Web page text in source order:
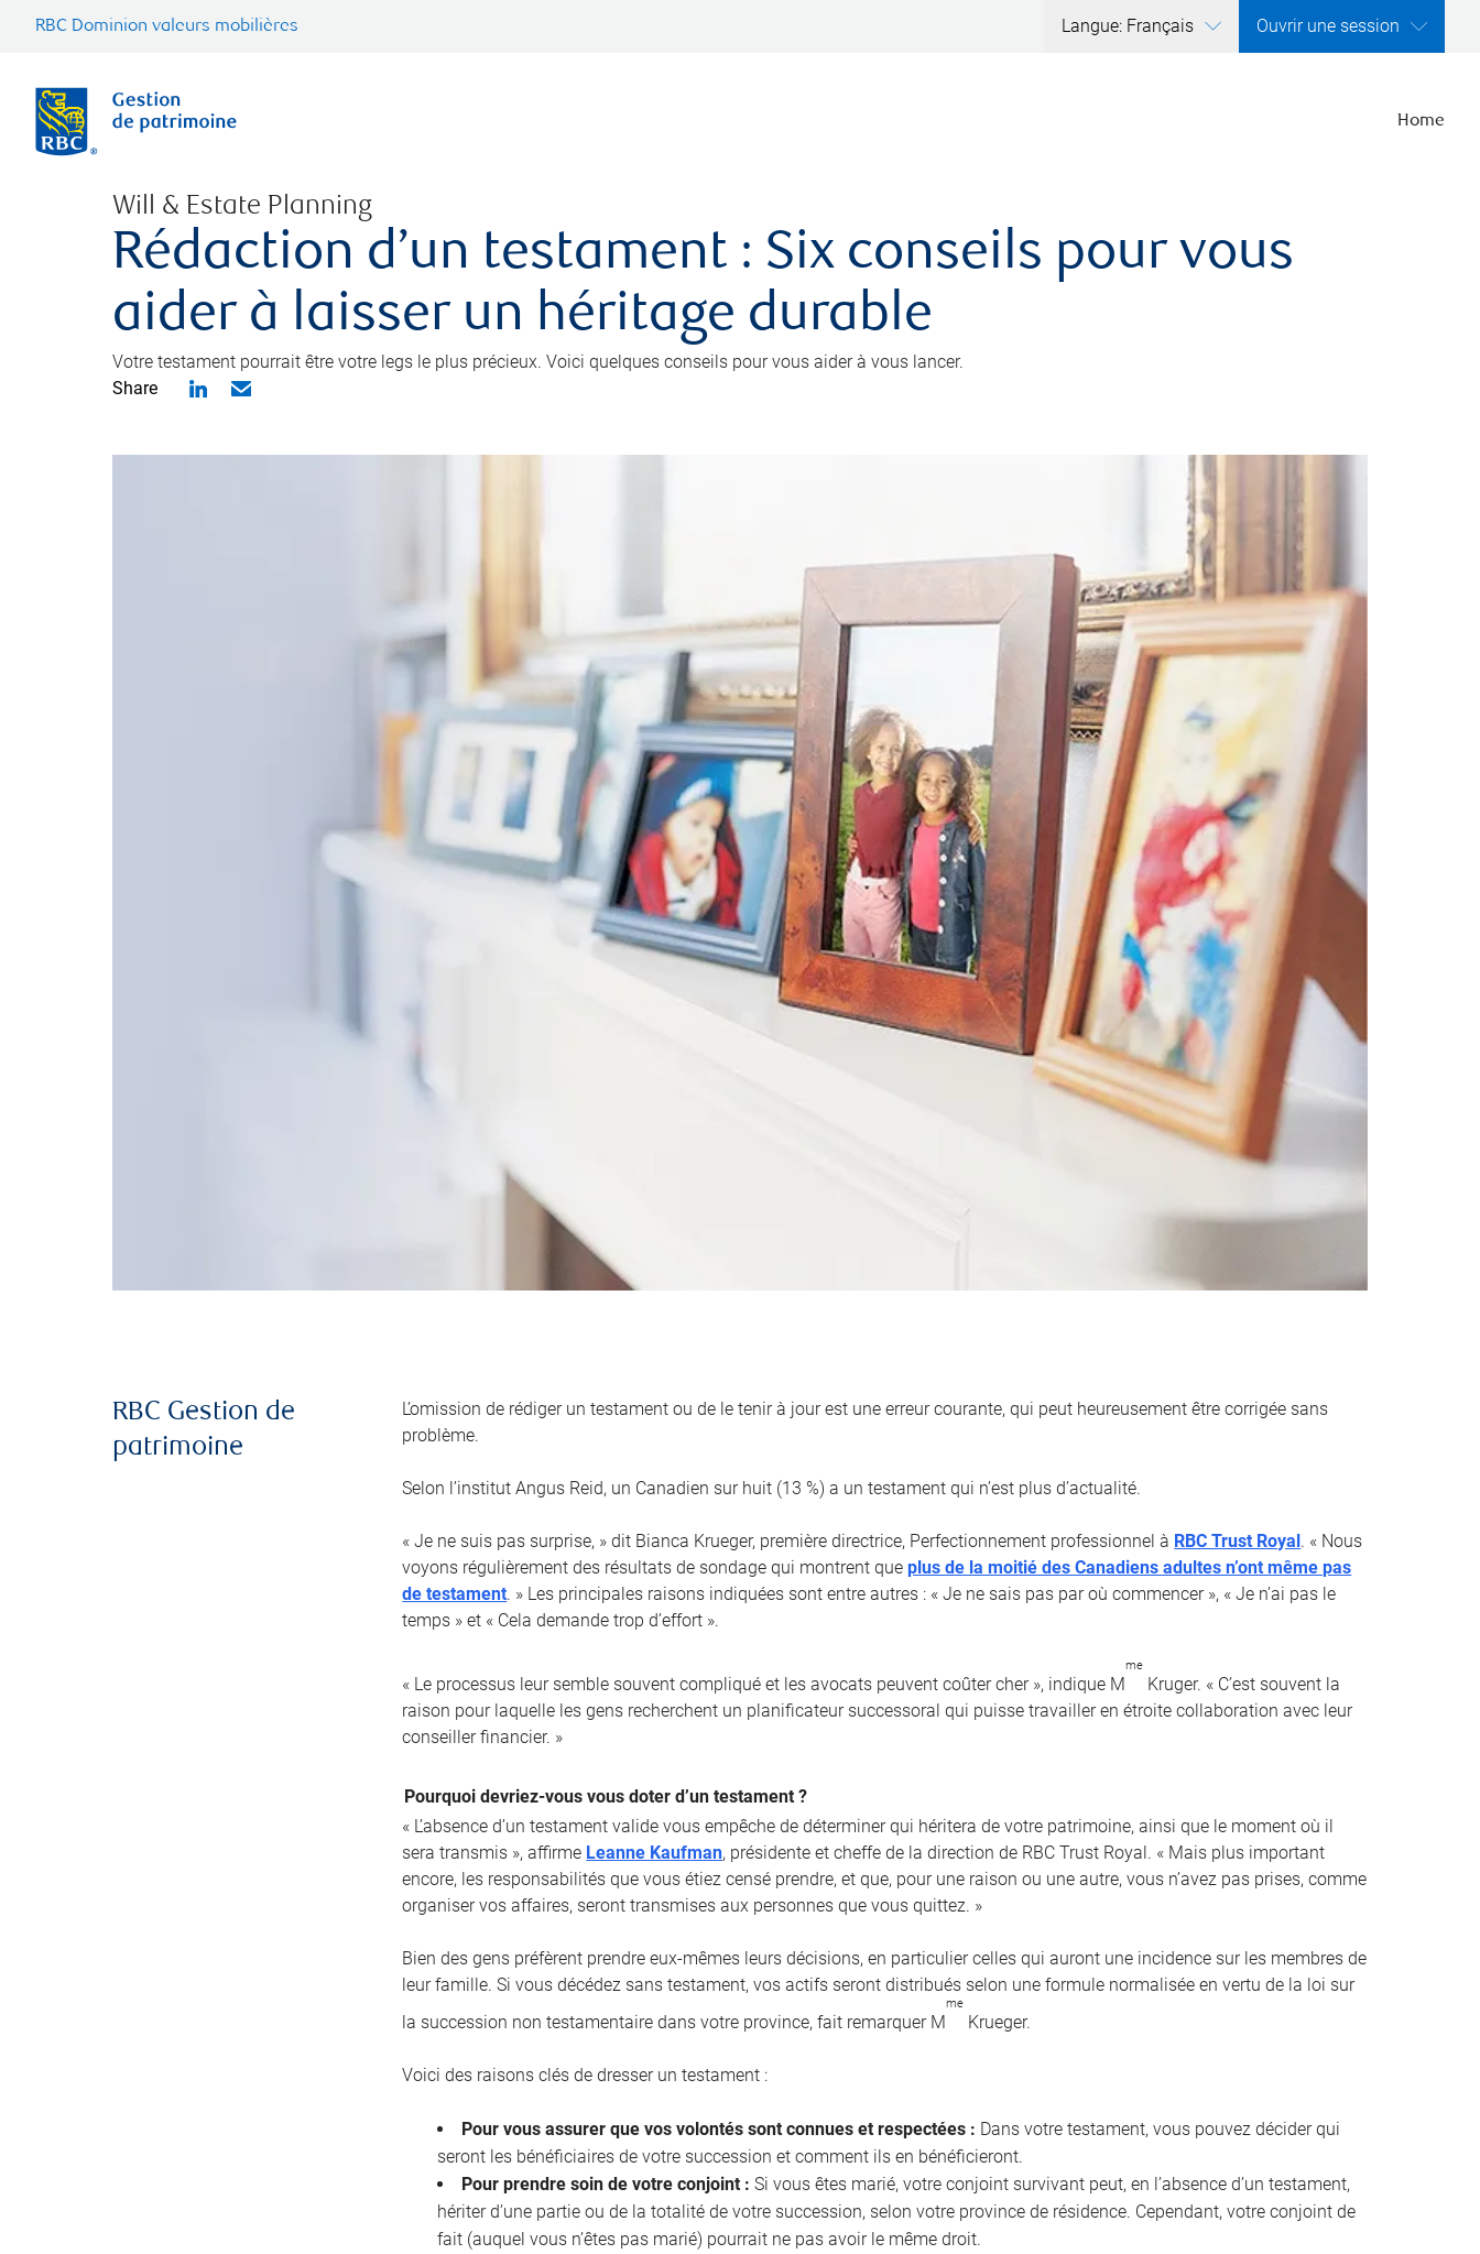
RBC Dominion valeurs mobilières Langue: Français Ouvrir une session
Home
Will & Estate Planning
Rédaction d’un testament : Six conseils pour vous
aider à laisser un héritage durable
Votre testament pourrait être votre legs le plus précieux. Voici quelques conseils pour vous aider à vous lancer.
Share
RBC Gestion de
patrimoine
L’omission de rédiger un testament ou de le tenir à jour est une erreur courante, qui peut heureusement être corrigée sans
problème.
Selon l’institut Angus Reid, un Canadien sur huit (13 %) a un testament qui n’est plus d’actualité.
« Je ne suis pas surprise, » dit Bianca Krueger, première directrice, Perfectionnement professionnel à RBC Trust Royal. « Nous
voyons régulièrement des résultats de sondage qui montrent queplus de la moitié des Canadiens adultes n’ont même pas
de testament. » Les principales raisons indiquées sont entre autres : « Je ne sais pas par où commencer », « Je n’ai pas le
temps » et « Cela demande trop d’effort ».
« Le processus leur semble souvent compliqué et les avocats peuvent coûter cher », indique M
me
Kruger. « C’est souvent la
raison pour laquelle les gens recherchent un planificateur successoral qui puisse travailler en étroite collaboration avec leur
conseiller financier. »
Pourquoi devriez-vous vous doter d’un testament ?
« L’absence d’un testament valide vous empêche de déterminer qui héritera de votre patrimoine, ainsi que le moment où il
sera transmis », affirme Leanne Kaufman, présidente et cheffe de la direction de RBC Trust Royal. « Mais plus important
encore, les responsabilités que vous étiez censé prendre, et que, pour une raison ou une autre, vous n’avez pas prises, comme
organiser vos affaires, seront transmises aux personnes que vous quittez. »
Bien des gens préfèrent prendre eux-mêmes leurs décisions, en particulier celles qui auront une incidence sur les membres de
leur famille. Si vous décédez sans testament, vos actifs seront distribués selon une formule normalisée en vertu de la loi sur
la succession non testamentaire dans votre province, fait remarquer M
me
Krueger.
Voici des raisons clés de dresser un testament :
Pour vous assurer que vos volontés sont connues et respectées : Dans votre testament, vous pouvez décider qui
seront les bénéficiaires de votre succession et comment ils en bénéficieront.
Pour prendre soin de votre conjoint : Si vous êtes marié, votre conjoint survivant peut, en l’absence d’un testament,
hériter d’une partie ou de la totalité de votre succession, selon votre province de résidence. Cependant, votre conjoint de
fait (auquel vous n’êtes pas marié) pourrait ne pas avoir le même droit.